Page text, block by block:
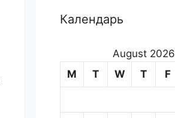
Календарь
August 2026
M
T W T F